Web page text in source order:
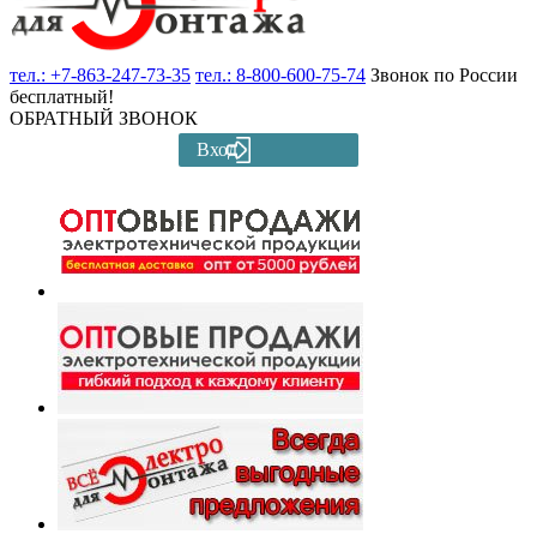
тел.: +7-863-247-73-35 тел.: 8-800-600-75-74 Звонок по России
бесплатный!
ОБРАТНЫЙ ЗВОНОК
Вход